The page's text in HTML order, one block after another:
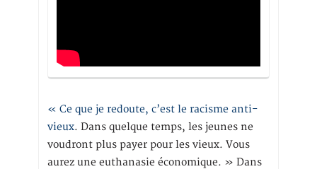
« Ce que je redoute, c’est le racisme anti-
vieux. Dans quelque temps, les jeunes ne
voudront plus payer pour les vieux. Vous
aurez une euthanasie économique. » Dans